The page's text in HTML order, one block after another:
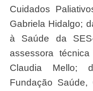
Cuidados
Gabriela Hidalgo;
à Saúde da
assessora
Claudia Mello;
Fundação